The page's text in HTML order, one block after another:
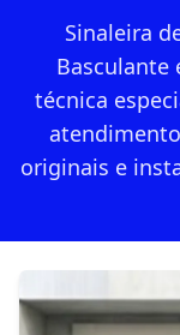
Sinaleira
Basculante
técnica
originais e